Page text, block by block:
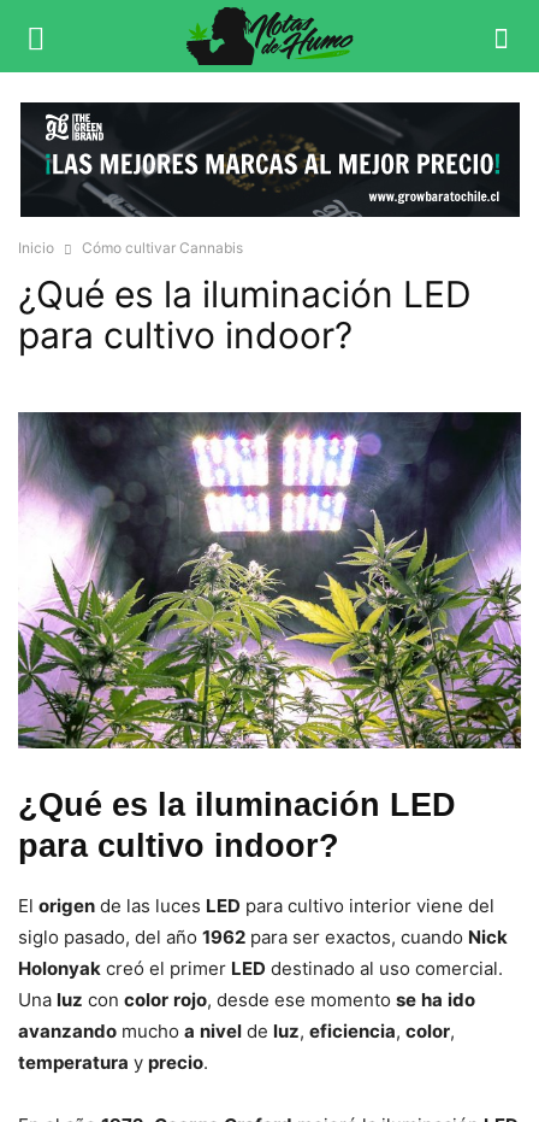
Inicio Cómo cultivar Cannabis
¿Qué es la iluminación LED
para cultivo indoor?
¿Qué es la iluminación LED
para cultivo indoor?
El origen de las luces LED para cultivo interior viene del
siglo pasado, del año 1962 para ser exactos, cuando Nick
Holonyak creó el primer LED destinado al uso comercial.
Una luz con color rojo, desde ese momento se ha ido
avanzando mucho a nivel de luz, eficiencia, color,
temperatura y precio.